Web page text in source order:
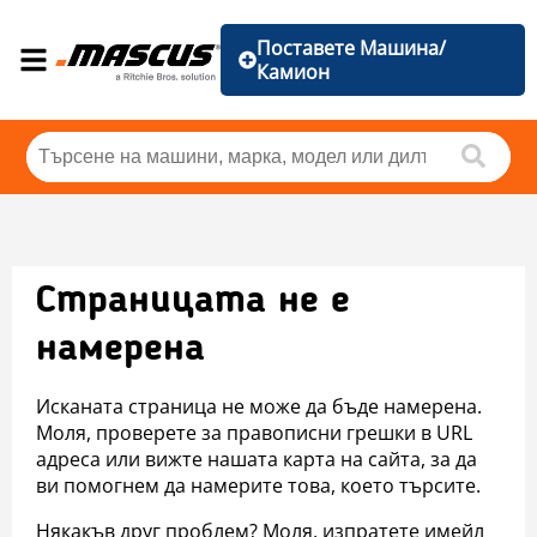
Поставете Машина/
Камион
Страницата не е
намерена
Исканата страница не може да бъде намерена.
Моля, проверете за правописни грешки в URL
адреса или вижте нашата карта на сайта, за да
ви помогнем да намерите това, което търсите.
Някакъв друг проблем? Моля, изпратете имейл